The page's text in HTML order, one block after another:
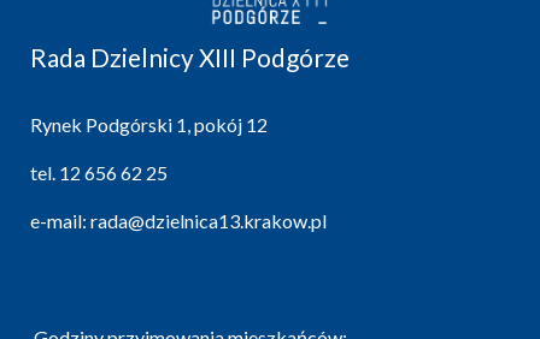
Rada Dzielnicy XIII Podgórze
Rynek Podgórski 1, pokój 12
tel. 12 656 62 25
e-mail: rada@dzielnica13.krakow.pl